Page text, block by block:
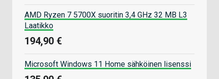
AMD Ryzen 7 5700X suoritin 3,4 GHz 32 MB L3
Laatikko
194,90 €
Microsoft Windows 11 Home sähköinen lisenssi